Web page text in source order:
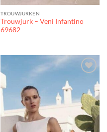
TROUWJURKEN
Trouwjurk – Veni Infantino
69682
Toevoegen
verlanglijst